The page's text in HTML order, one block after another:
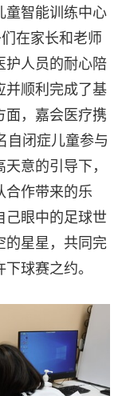
童智能训练中心
在家长和老师
护人员的耐心陪
并顺利完成了基
，嘉会医疗携
自闭症儿童参与
意的引导下，
合作带来的乐
眼中的足球世
的星星，共同完
球赛之约。